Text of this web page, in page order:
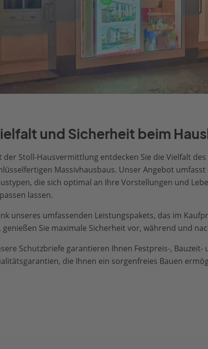
und Sicherheit beim
der Stoll-Hausvermittlung entdecken Sie die Vielfalt des
Massivhausbaus. Unser Angebot umfasst
die sich optimal an Ihre Vorstellungen und
lassen.
unseres umfassenden Leistungspakets, das im
genießen Sie maximale Sicherheit vor, während und
Schutzbriefe garantieren Ihnen Festpreis-, Bauzeit-
die Ihnen ein sorgenfreies Bauen